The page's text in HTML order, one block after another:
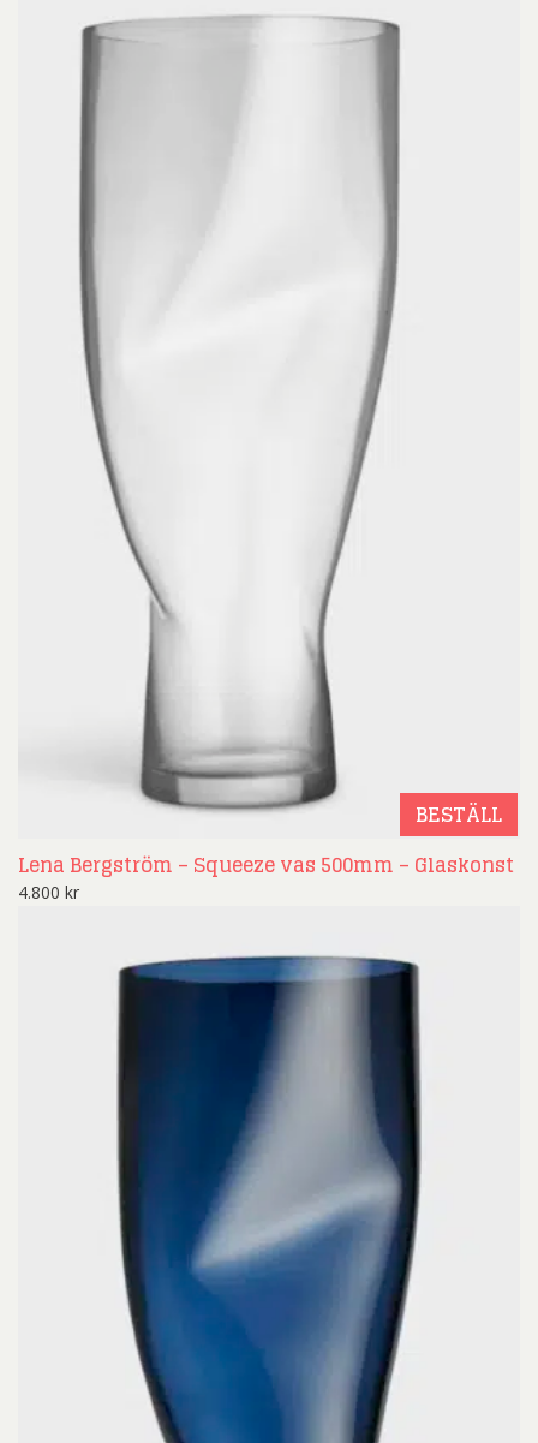
BESTÄLL
Lena Bergström – Squeeze vas 500mm – Glaskonst
4.800 kr